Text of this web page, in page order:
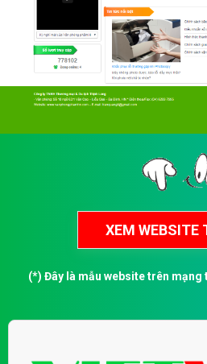
(*) Đây là mẫu website trên mạng